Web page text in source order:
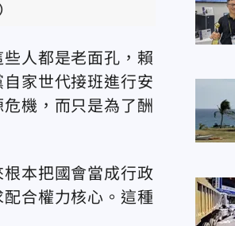
人都是老面孔，賴
家世代接班進行安
機，而只是為了酬
本把國會當成行政
合權力核心。這種